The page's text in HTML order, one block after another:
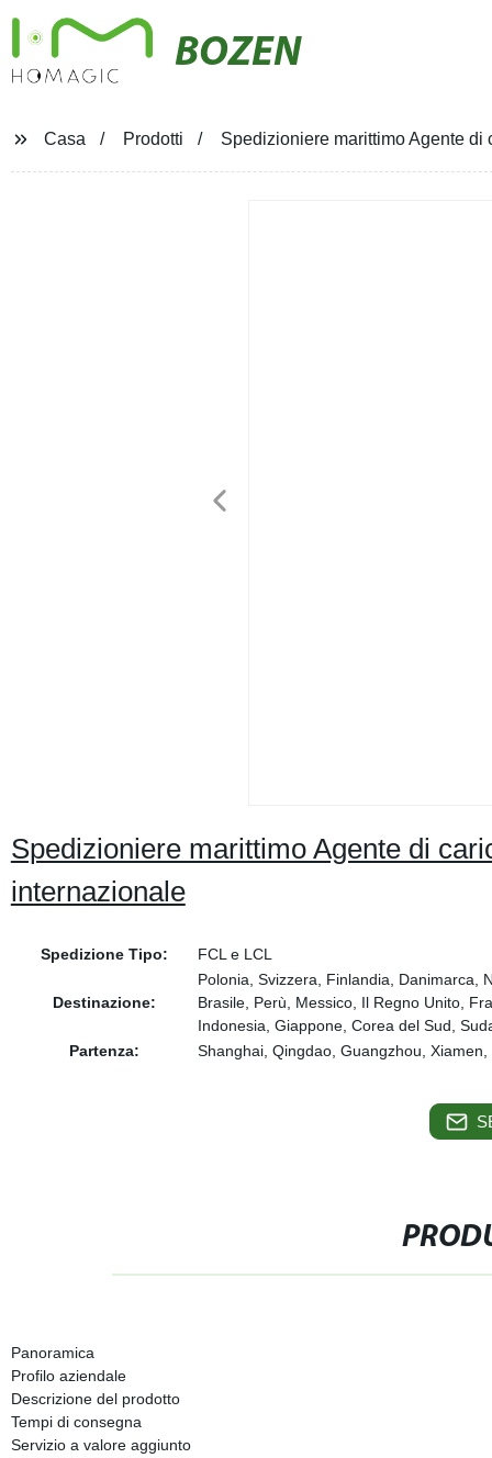
BOZEN
Casa Prodotti Spedizioniere marittimo Agente
Spedizioniere marittimo Agente di
internazionale
Spedizione Tipo: FCL e LCL
Destinazione:
Polonia, Svizzera, Finlandia, Danimarca,
Brasile, Perù, Messico, Il Regno Unito,
Indonesia, Giappone, Corea del Sud,
Partenza:
Shanghai, Qingdao, Guangzhou,
Panoramica
Profilo aziendale
Descrizione del prodotto
Tempi di consegna
Servizio a valore aggiunto